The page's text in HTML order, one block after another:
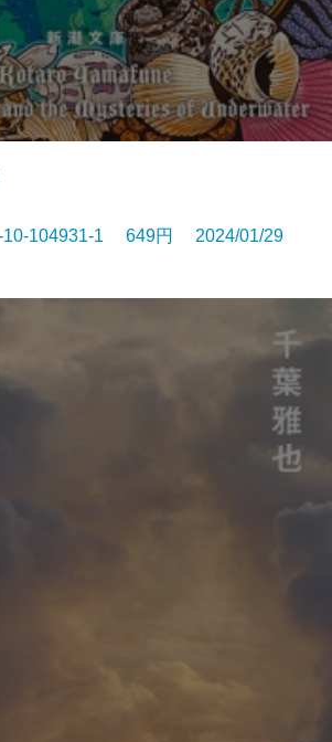
104931-1 649円 2024/01/29